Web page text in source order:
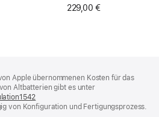
Apple Chip (USB‑C)
229,00 €
Apple übernommenen Kosten für das
Altbatterien gibt es unter
ein
von Konfiguration und Fertigungsprozess.